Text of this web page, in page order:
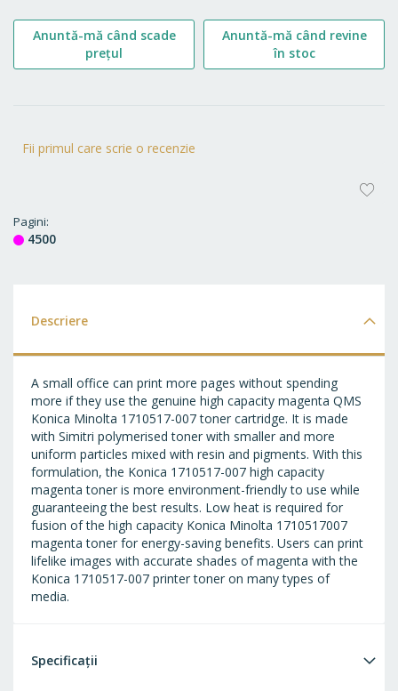
Fii primul care scrie o recenzie
Pagini
4500
Anuntă-mă când scade
prețul
Anuntă-mă când revine
în stoc
Descriere
A small office can print more pages without spending
more if they use the genuine high capacity magenta QMS
Konica Minolta 1710517-007 toner cartridge. It is made
with Simitri polymerised toner with smaller and more
uniform particles mixed with resin and pigments. With this
formulation, the Konica 1710517-007 high capacity
magenta toner is more environment-friendly to use while
guaranteeing the best results. Low heat is required for
fusion of the high capacity Konica Minolta 1710517007
magenta toner for energy-saving benefits. Users can print
lifelike images with accurate shades of magenta with the
Konica 1710517-007 printer toner on many types of
media.
Specificații